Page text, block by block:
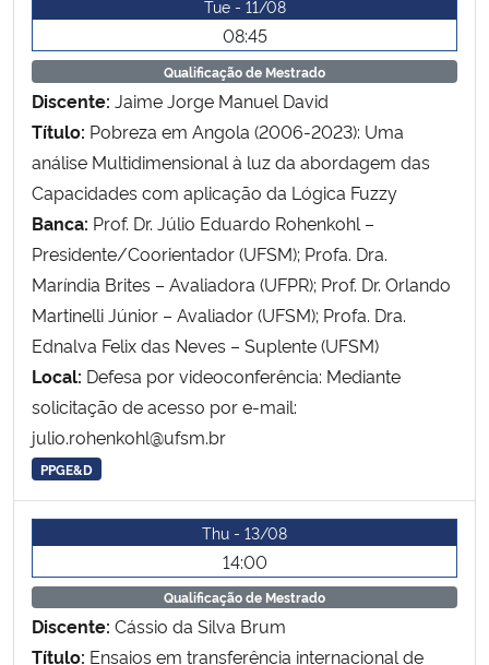
Ministério da Cidadania
Ministério da Saúde
Ministério de Minas e Energia
Ministério da Ciência, Tecnologia, Inovações e Comunicações
Ministério do Meio Ambiente
Ministério do Turismo
Controladoria-Geral da União
Ministério da Mulher, da Família e dos Direitos Humanos
Gabinete de Segurança Institucional
Tue - 11/08
08:45
Qualificação de Mestrado
Discente: Jaime Jorge Manuel David
Título: Pobreza em Angola (2006-2023): Uma
análise Multidimensional à luz da abordagem das
Capacidades com aplicação da Lógica Fuzzy
Banca: Prof. Dr. Júlio Eduardo Rohenkohl –
Presidente/Coorientador (UFSM); Profa. Dra.
Maríndia Brites – Avaliadora (UFPR); Prof. Dr. Orlando
Martinelli Júnior – Avaliador (UFSM); Profa. Dra.
Ednalva Felix das Neves – Suplente (UFSM)
Local: Defesa por videoconferência: Mediante
solicitação de acesso por e-mail:
julio.rohenkohl@ufsm.br
PPGE&D
Thu - 13/08
14:00
Qualificação de Mestrado
Discente: Cássio da Silva Brum
Título: Ensaios em transferência internacional de